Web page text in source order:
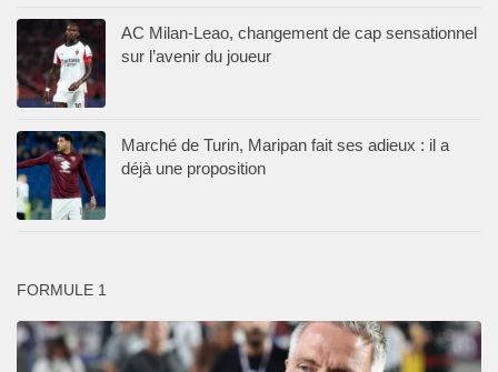
AC Milan-Leao, changement de cap sensationnel
sur l’avenir du joueur
Marché de Turin, Maripan fait ses adieux : il a
déjà une proposition
FORMULE 1